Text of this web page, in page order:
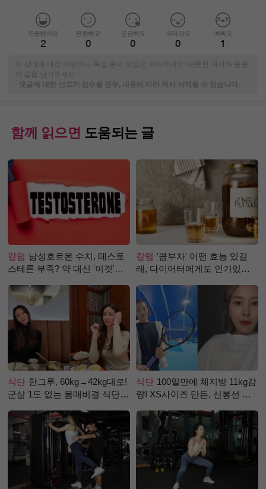
도움됐어요
2
응원해요
0
궁금해요
0
부러워요
0
예뻐요
1
※ 상대에 대한 비방이나 욕설 등의 댓글은 피해주세요! 따뜻한 격려와 응원
의 글을 남겨주세요~
-
댓글에 대한 신고가 접수될 경우, 내용에 따라 즉시 삭제될 수 있습니다.
함께 읽으면 도움되는 글
칼럼 남성호르몬 수치, 테스토
스테론 부족? 약 대신 '이것'으
칼럼 '콤부차' 어떤 효능 있길
래, 다이어터에게도 인기있는
식단 한그루, 60kg→42kg대로!
군살 1도 없는 몸매비결 식단
식단 100일만에 체지방 11kg감
량! XS사이즈 만든, 신봉선 식